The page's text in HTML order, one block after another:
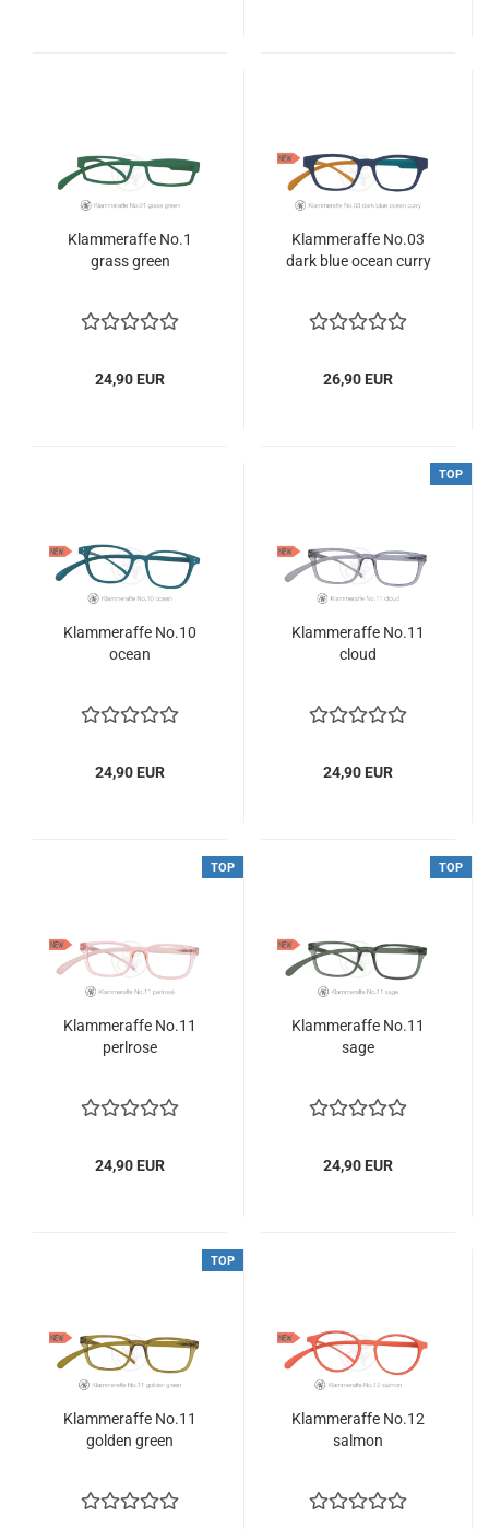
Klammeraffe No.1
grass green
24,90 EUR
Klammeraffe No.03
dark blue ocean curry
26,90 EUR
Klammeraffe No.10
ocean
24,90 EUR
TOP
Klammeraffe No.11
cloud
24,90 EUR
TOP
Klammeraffe No.11
perlrose
24,90 EUR
TOP
Klammeraffe No.11
sage
24,90 EUR
TOP
Klammeraffe No.11
golden green
Klammeraffe No.12
salmon